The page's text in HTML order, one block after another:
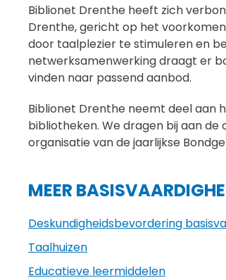
Biblionet Drenthe heeft zich
Drenthe, gericht op het
door taalplezier te stimuleren en
netwerksamenwerking draagt er
vinden naar passend aanbod.
Biblionet Drenthe neemt deel aan
bibliotheken. We dragen bij aan
organisatie van de jaarlijkse
MEER
Deskundigheids­­bevor­­dering
Taalhuizen
Educatieve leermiddelen